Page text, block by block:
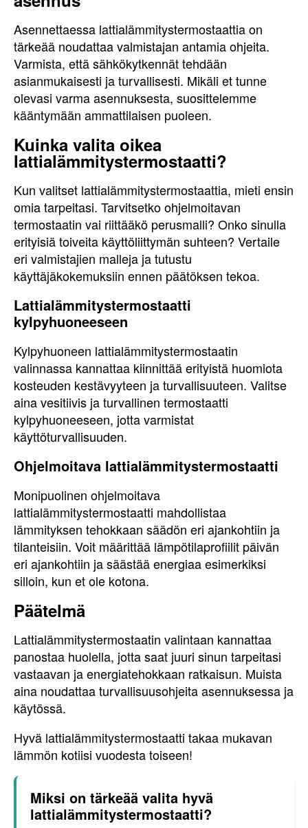
Asennettaessa lattialämmitystermostaattia on
tärkeää noudattaa valmistajan antamia ohjeita.
Varmista, että sähkökytkennät tehdään
asianmukaisesti ja turvallisesti. Mikäli et tunne
olevasi varma asennuksesta, suosittelemme
kääntymään ammattilaisen puoleen.
Kuinka valita oikea
lattialämmitystermostaatti?
Kun valitset lattialämmitystermostaattia, mieti ensin
omia tarpeitasi. Tarvitsetko ohjelmoitavan
termostaatin vai riittääkö perusmalli? Onko sinulla
erityisiä toiveita käyttöliittymän suhteen? Vertaile
eri valmistajien malleja ja tutustu
käyttäjäkokemuksiin ennen päätöksen tekoa.
Lattialämmitystermostaatti
kylpyhuoneeseen
Kylpyhuoneen lattialämmitystermostaatin
valinnassa kannattaa kiinnittää erityistä huomiota
kosteuden kestävyyteen ja turvallisuuteen. Valitse
aina vesitiivis ja turvallinen termostaatti
kylpyhuoneeseen, jotta varmistat
käyttöturvallisuuden.
Ohjelmoitava lattialämmitystermostaatti
Monipuolinen ohjelmoitava
lattialämmitystermostaatti mahdollistaa
lämmityksen tehokkaan säädön eri ajankohtiin ja
tilanteisiin. Voit määrittää lämpötilaprofiilit päivän
eri ajankohtiin ja säästää energiaa esimerkiksi
silloin, kun et ole kotona.
Päätelmä
Lattialämmitystermostaatin valintaan kannattaa
panostaa huolella, jotta saat juuri sinun tarpeitasi
vastaavan ja energiatehokkaan ratkaisun. Muista
aina noudattaa turvallisuusohjeita asennuksessa ja
käytössä.
Hyvä lattialämmitystermostaatti takaa mukavan
lämmön kotiisi vuodesta toiseen!
Miksi on tärkeää valita hyvä
lattialämmitystermostaatti?